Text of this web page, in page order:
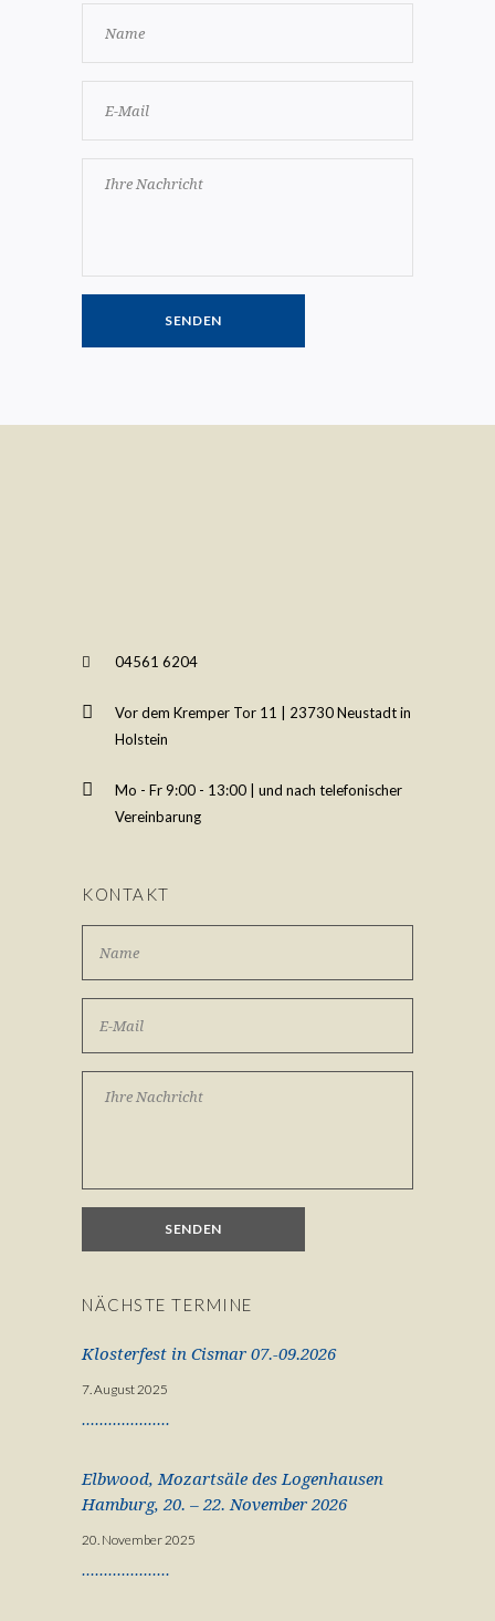
04561 6204
Vor dem Kremper Tor 11 | 23730 Neustadt in
Holstein
Mo - Fr 9:00 - 13:00 | und nach telefonischer
Vereinbarung
KONTAKT
NÄCHSTE TERMINE
Klosterfest in Cismar 07.-09.2026
7. August 2025
Elbwood, Mozartsäle des Logenhausen
Hamburg, 20. – 22. November 2026
20. November 2025